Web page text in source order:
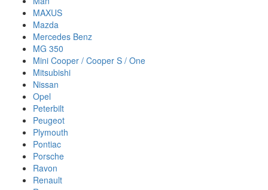
MAXUS
Mazda
Mercedes Benz
MG 350
Mini Cooper / Cooper S / One
Mitsubishi
Nissan
Opel
Peterbilt
Peugeot
Plymouth
Pontiac
Porsche
Ravon
Renault